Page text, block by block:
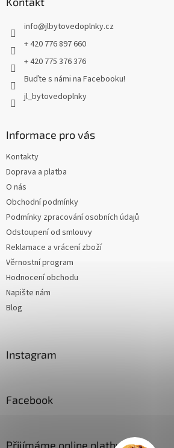
info@jlbytovedoplnky.cz
+ 420 776 897 660
+ 420 775 376 376
Buďte s námi na Facebooku!
jl_bytovedoplnky
Informace pro vás
Kontakty
Doprava a platba
O nás
Obchodní podmínky
Podmínky zpracování osobních údajů
Odstoupení od smlouvy
Reklamace a vrácení zboží
Věrnostní program
Hodnocení obchodu
Napište nám
Blog
Instagram
Facebook
Přijímáme online platby